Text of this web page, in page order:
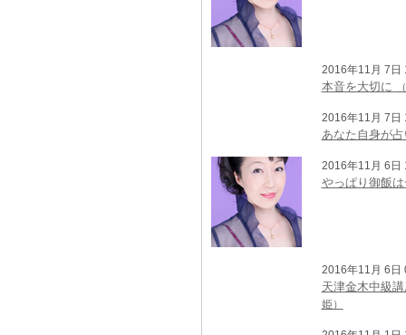
2016年11月 7日
本音を大切に
2016年11月 7日
あなた自身が
2016年11月 6日
やっぱり御飯は
2016年11月 6日
天津金木中級
姫）